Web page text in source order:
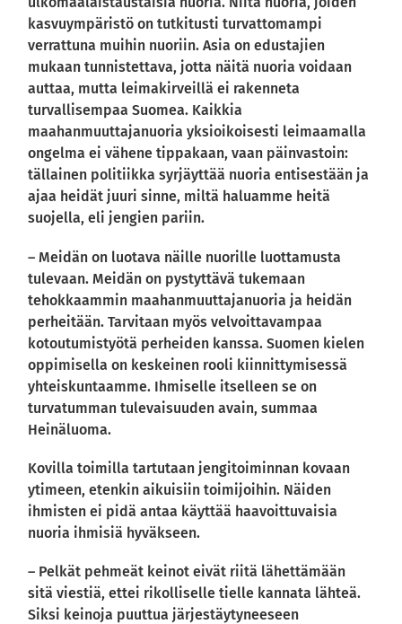
kasvuympäristö on tutkitusti turvattomampi
verrattuna muihin nuoriin. Asia on edustajien
mukaan tunnistettava, jotta näitä nuoria voidaan
auttaa, mutta leimakirveillä ei rakenneta
turvallisempaa Suomea. Kaikkia
maahanmuuttajanuoria yksioikoisesti leimaamalla
ongelma ei vähene tippakaan, vaan päinvastoin:
tällainen politiikka syrjäyttää nuoria entisestään ja
ajaa heidät juuri sinne, miltä haluamme heitä
suojella, eli jengien pariin.
– Meidän on luotava näille nuorille luottamusta
tulevaan. Meidän on pystyttävä tukemaan
tehokkaammin maahanmuuttajanuoria ja heidän
perheitään. Tarvitaan myös velvoittavampaa
kotoutumistyötä perheiden kanssa. Suomen kielen
oppimisella on keskeinen rooli kiinnittymisessä
yhteiskuntaamme. Ihmiselle itselleen se on
turvatumman tulevaisuuden avain, summaa
Heinäluoma.
Kovilla toimilla tartutaan jengitoiminnan kovaan
ytimeen, etenkin aikuisiin toimijoihin. Näiden
ihmisten ei pidä antaa käyttää haavoittuvaisia
nuoria ihmisiä hyväkseen.
– Pelkät pehmeät keinot eivät riitä lähettämään
sitä viestiä, ettei rikolliselle tielle kannata lähteä.
Siksi keinoja puuttua järjestäytyneeseen